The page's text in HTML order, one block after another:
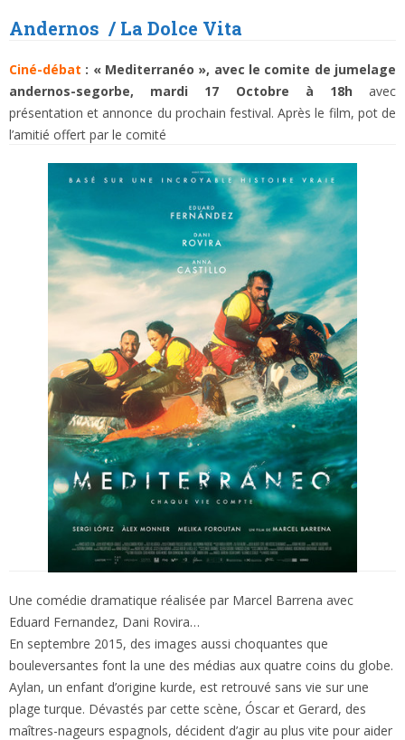
Andernos / La Dolce Vita
Ciné-débat : « Mediterranéo », avec le comite de jumelage
andernos-segorbe, mardi 17 Octobre à 18havec
présentation et annonce du prochain festival. Après le film, pot de
l’amitié offert par le comité
Une comédie dramatique réalisée par Marcel Barrena avec
Eduard Fernandez, Dani Rovira…
En septembre 2015, des images aussi choquantes que
bouleversantes font la une des médias aux quatre coins du globe.
Aylan, un enfant d’origine kurde, est retrouvé sans vie sur une
plage turque. Dévastés par cette scène, Óscar et Gerard, des
maîtres-nageurs espagnols, décident d’agir au plus vite pour aider